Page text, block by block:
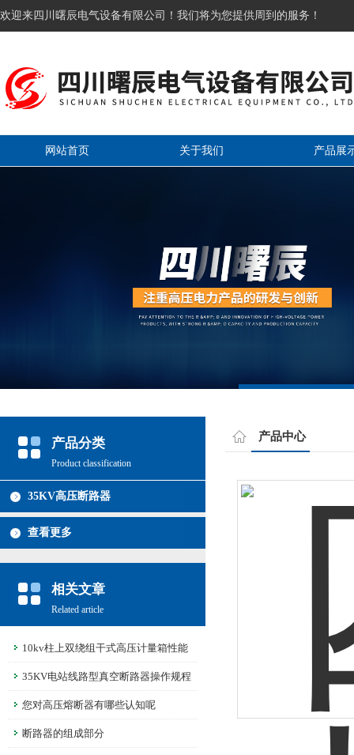
欢迎来四川曙辰电气设备有限公司！我们将为您提供周到的服务！
网站首页 关于我们 产品展
产品分类
Product classification
35KV高压断路器
查看更多
相关文章
Related article
10kv柱上双绕组干式高压计量箱性能
说明35KV电站线路型真空断路器操作规程
和注意事项
您对高压熔断器有哪些认知呢
断路器的组成部分
产品中心